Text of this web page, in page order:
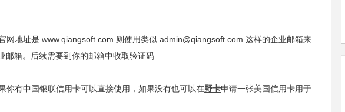
网地址是 www.qiangsoft.com 则使用类似 admin@qiangsoft.com 这样的企业邮箱来
邮箱。后续需要到你的邮箱中收取验证码
你有中国银联信用卡可以直接使用，如果没有也可以在野卡申请一张美国信用卡用于